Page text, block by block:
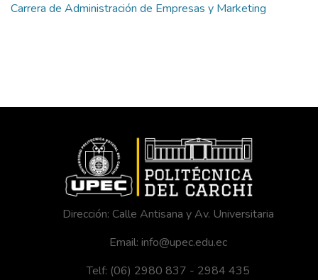
Carrera de Administración de Empresas y Marketing
Dirección: Calle Antisana y Av. Universitaria
Email: info@upec.edu.ec
Telf: (06) 2980 837 - 2984 435